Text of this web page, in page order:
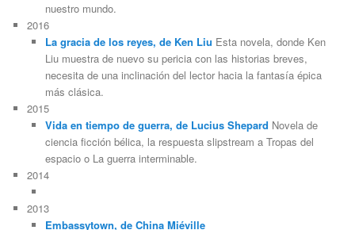
nuestro mundo.
2016
La gracia de los reyes, de Ken Liu Esta novela, donde Ken
Liu muestra de nuevo su pericia con las historias breves,
necesita de una inclinación del lector hacia la fantasía épica
más clásica.
2015
Vida en tiempo de guerra, de Lucius Shepard Novela de
ciencia ficción bélica, la respuesta slipstream a Tropas del
espacio o La guerra interminable.
2014
2013
Embassytown, de China Miéville